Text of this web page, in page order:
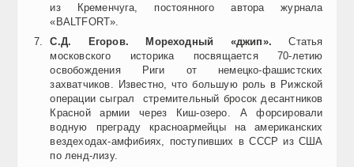
из Кременчуга, постоянного автора журнала
«BALTFORT».
С.Д. Егоров. Мореходный «джип».Статья
московского историка посвящается 70-летию
освобождения Риги от немецко-фашистских
захватчиков. Известно, что большую роль в Рижской
операции сыграл стремительный бросок десантников
Красной армии через Киш-озеро. А форсировали
водную преграду красноармейцы на американских
вездеходах-амфибиях, поступивших в СССР из США
по ленд-лизу.